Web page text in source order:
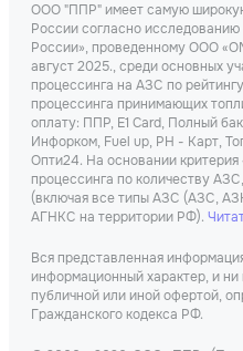
ООО "ППР" имеет самую
России согласно
России», проведенному ООО
август 2025., среди основных
процессинга на АЗС по
процессинга принимающих
оплату: ППР, Е1 Card, Полный
Инфорком, Fuel up, РН - Карт,
Опти24. На основании критерия
процессинга по количеству
(включая все типы АЗС (АЗС,
АГНКС на территории РФ).
Вся представленная
информационный характер, и ни
публичной или иной офертой,
Гражданского кодекса РФ.